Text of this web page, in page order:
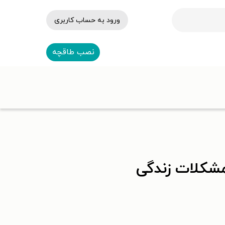
ورود به حساب کاربری
نصب طاقچه
زندگی